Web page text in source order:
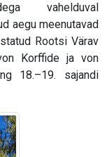
vahelduval
aegu meenutavad
Rootsi Värav
Korffide ja von
18.–19. sajandi